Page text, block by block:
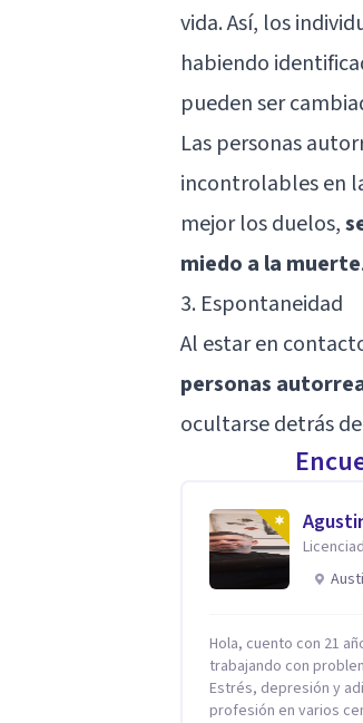
vida. Así, los
habiendo
pueden ser
Las personas
incontrolables en
mejor los duelos,
miedo a la muerte
3. Espontaneidad
Al estar en
personas
ocultarse detrás
Hola, cuento con 21
trabajando con
Estrés, depresión y adicciones. Desarrollé mi
profesión en varios